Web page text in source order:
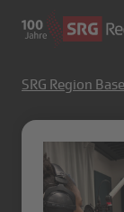
SRG Region Basel